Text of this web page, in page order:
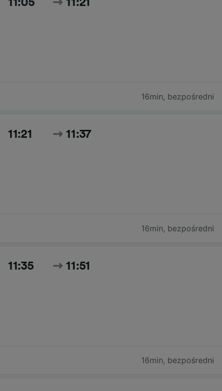
11:05 11:21
16min, bezpośredni
11:21 11:37
16min, bezpośredni
11:35 11:51
16min, bezpośredni